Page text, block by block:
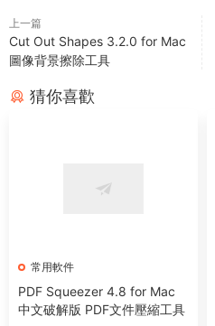
上一篇
Cut Out Shapes 3.2.0 for Mac
圖像背景擦除工具
猜你喜歡
常用軟件
PDF Squeezer 4.8 for Mac
中文破解版 PDF文件壓縮工具